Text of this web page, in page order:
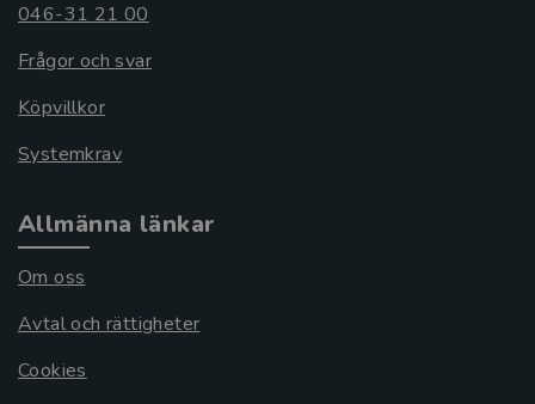
046-31 21 00
Frågor och svar
Köpvillkor
Systemkrav
Allmänna länkar
Om oss
Avtal och rättigheter
Cookies